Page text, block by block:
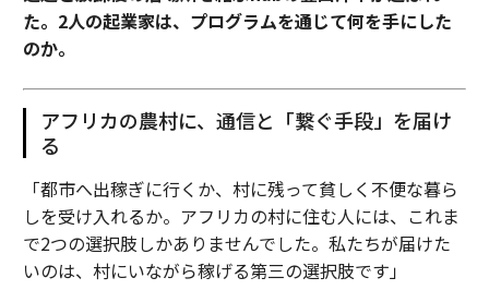
た。2人の起業家は、プログラムを通じて何を手にした
のか。
アフリカの農村に、通信と「繋ぐ手段」を届け
る
「都市へ出稼ぎに行くか、村に残って貧しく不便な暮ら
しを受け入れるか。アフリカの村に住む人には、これま
で2つの選択肢しかありませんでした。私たちが届けた
いのは、村にいながら稼げる第三の選択肢です」